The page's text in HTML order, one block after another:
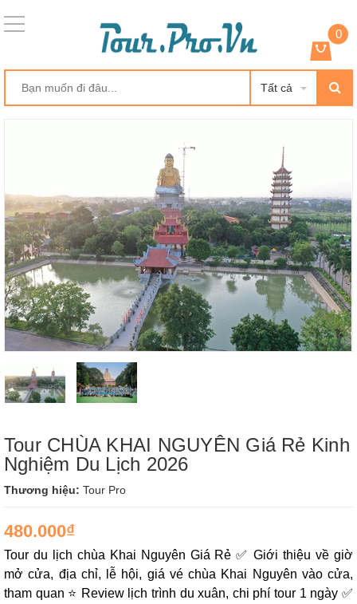
Tất cả
0
Tour CHÙA KHAI NGUYÊN Giá Rẻ Kinh
Nghiệm Du Lịch 2026
Thương hiệu: Tour Pro
480.000₫
Tour du lịch chùa Khai Nguyên Giá Rẻ ✅ Giới thiệu về giờ
mở cửa, địa chỉ, lễ hội, giá vé chùa Khai Nguyên vào cửa,
tham quan ⭐ Review lịch trình du xuân, chi phí tour 1 ngày ✅